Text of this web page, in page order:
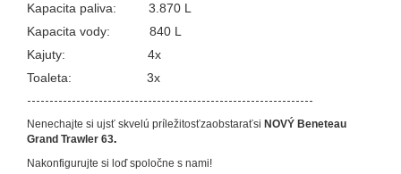
Kapacita paliva: 3.870 L
Kapacita vody: 840 L
Kajuty: 4x
Toaleta: 3x
----------------------------------------------------------------
Nenechajte si ujsť skvelú príležitosťzaobstaraťsi NOVÝ Beneteau
Grand Trawler 63.
Nakonfigurujte si loď spoločne s nami!